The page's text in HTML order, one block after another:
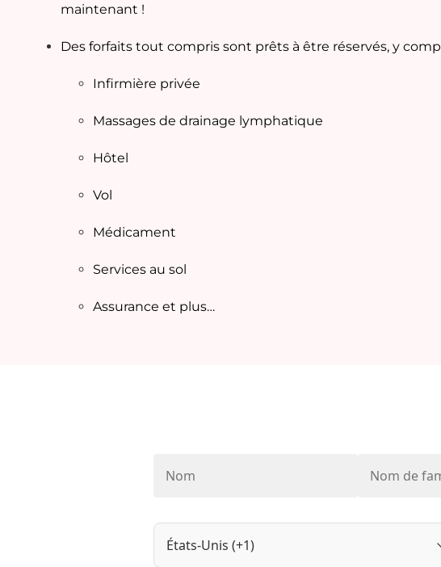
maintenant !
Des forfaits tout compris sont prêts à être réservés, y
Infirmière privée
Massages de drainage lymphatique
Hôtel
Vol
Médicament
Services au sol
Assurance et plus…